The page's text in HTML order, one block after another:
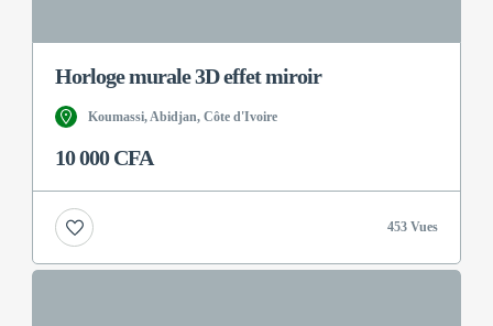
Horloge murale 3D effet miroir
Koumassi, Abidjan, Côte d'Ivoire
10 000 CFA
453 Vues